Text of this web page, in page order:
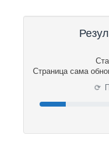
Страница сама
⟳